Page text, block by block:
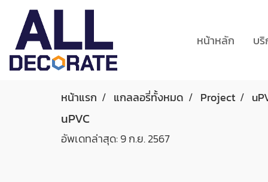
หน้าหลัก บ
หน้าแรก แกลลอรี่ทั้งหมด Project
uPVC
อัพเดทล่าสุด: 9 ก.ย. 2567